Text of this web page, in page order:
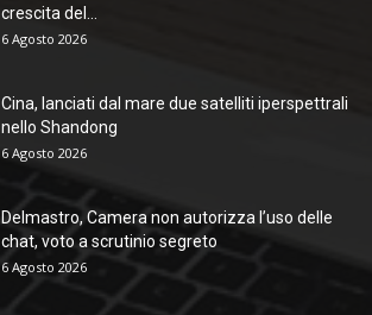
crescita del...
6 Agosto 2026
Cina, lanciati dal mare due satelliti iperspettrali
nello Shandong
6 Agosto 2026
Delmastro, Camera non autorizza l’uso delle
chat, voto a scrutinio segreto
6 Agosto 2026